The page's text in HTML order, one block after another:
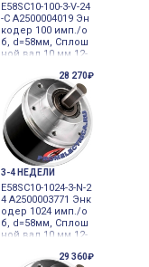
E58SC10-100-3-V-24
-C A2500004019 Эн
кодер 100 имп./о
б, d=58мм, Сплош
ной вал 10 мм 12-
альный
28 270₽
3-4 НЕДЕЛИ
E58SC10-1024-3-N-2
4 A2500003771 Энк
одер 1024 имп./о
б, d=58мм, Сплош
ной вал 10 мм 12-
альный
29 360₽